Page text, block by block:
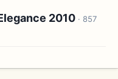
2010 · 857